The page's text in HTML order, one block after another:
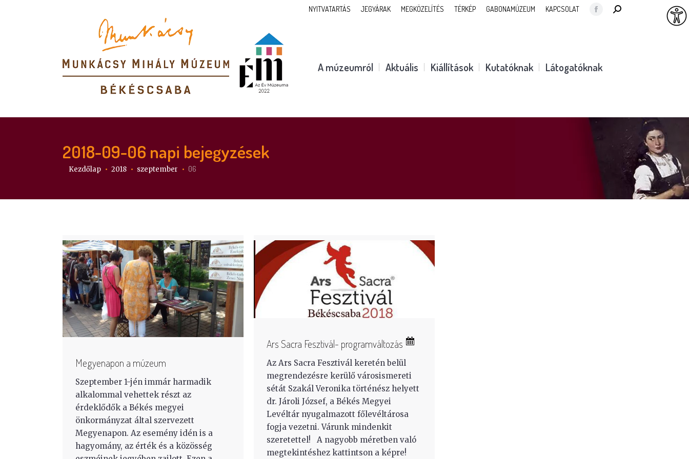
NYITVATARTÁS JEGYÁRAK MEGKÖZELÍTÉS TÉRKÉP GABONAMÚZEUM KAPCSOLAT
Facebook
new
SEARCH:
A múzeumról Aktuális Kiállítások Kutatóknak Látogatóknak
2018-09-06 napi bejegyzések
Itt vagy:
Kezdőlap 2018 szeptember 06
Megyenapon a múzeum
Szeptember 1-jén immár harmadik
alkalommal vehettek részt az
érdeklődők a Békés megyei
önkormányzat által szervezett
Megyenapon. Az esemény idén is a
hagyomány, az érték és a közösség
Ars Sacra Fesztivál- programváltozás
Az Ars Sacra Fesztivál keretén belül
megrendezésre kerülő városismereti
sétát Szakál Veronika történész helyett
dr. Jároli József, a Békés Megyei
Levéltár nyugalmazott főlevéltárosa
fogja vezetni. Várunk mindenkit
szeretettel! A nagyobb méretben való
megtekintéshez kattintson a képre!